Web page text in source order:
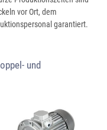
vor Ort, dem
garantiert.
und